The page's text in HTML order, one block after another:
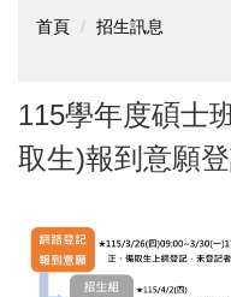
首頁 招生訊息
115學年度碩士
取生)報到意願